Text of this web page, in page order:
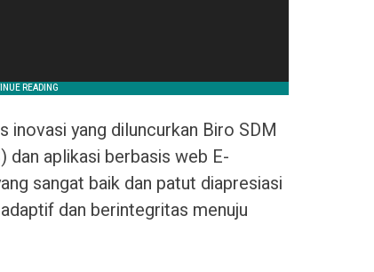
inovasi yang diluncurkan Biro SDM
dan aplikasi berbasis web E-
sangat baik dan patut diapresiasi
dan berintegritas menuju